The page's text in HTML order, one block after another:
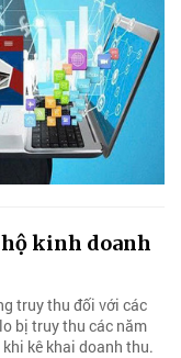
kinh doanh
truy thu đối với các
bị truy thu các năm
kê khai doanh thu.